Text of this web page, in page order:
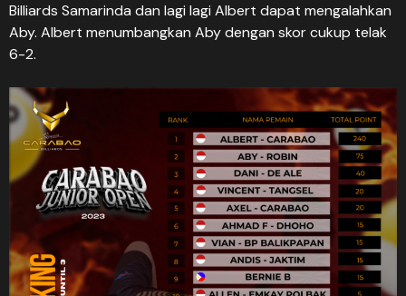
Billiards Samarinda dan lagi lagi Albert dapat mengalahkan
Aby. Albert menumbangkan Aby dengan skor cukup telak
6-2.